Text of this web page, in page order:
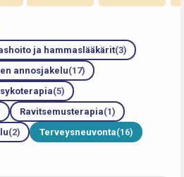
ja hammaslääkärit(3)
annosjakelu(17)
(5)
Ravitsemusterapia(1)
(2) Terveysneuvonta(16)